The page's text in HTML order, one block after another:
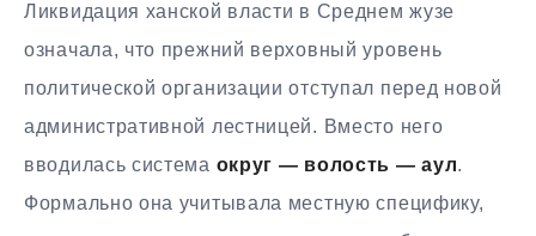
Ликвидация ханской власти в Среднем жузе
означала, что прежний верховный уровень
политической организации отступал перед новой
административной лестницей. Вместо него
вводилась система округ — волость — аул.
Формально она учитывала местную специфику,